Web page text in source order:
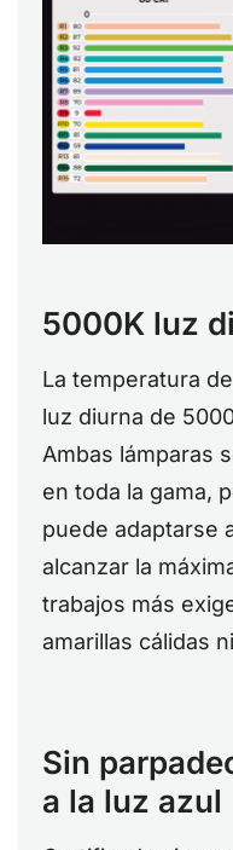
5000K luz
La temperatura
luz diurna de
Ambas lámparas
en toda la gama,
puede adaptarse
alcanzar la
trabajos más
amarillas cálidas
Sin
a la luz azul